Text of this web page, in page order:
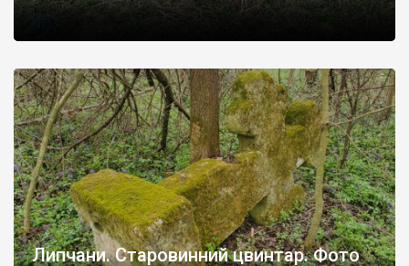
Липчани. Старовинний цвинтар. Фото